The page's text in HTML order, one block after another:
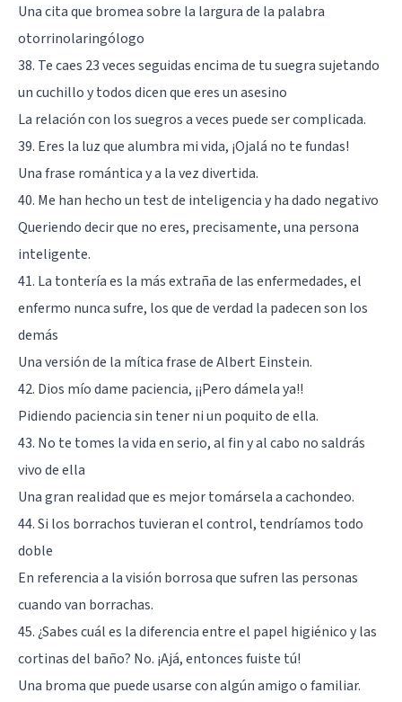
Una cita que bromea sobre la largura de la palabra
otorrinolaringólogo
38. Te caes 23 veces seguidas encima de tu suegra sujetando
un cuchillo y todos dicen que eres un asesino
La relación con los suegros a veces puede ser complicada.
39. Eres la luz que alumbra mi vida, ¡Ojalá no te fundas!
Una frase romántica y a la vez divertida.
40. Me han hecho un test de inteligencia y ha dado negativo
Queriendo decir que no eres, precisamente, una persona
inteligente.
41. La tontería es la más extraña de las enfermedades, el
enfermo nunca sufre, los que de verdad la padecen son los
demás
Una versión de la míticafrase de Albert Einstein.
42. Dios mío dame paciencia, ¡¡Pero dámela ya!!
Pidiendo paciencia sin tener ni un poquito de ella.
43. No te tomes la vida en serio, al fin y al cabo no saldrás
vivo de ella
Una gran realidad que es mejor tomársela a cachondeo.
44. Si los borrachos tuvieran el control, tendríamos todo
doble
En referencia a la visión borrosa que sufren las personas
cuando van borrachas.
45. ¿Sabes cuál es la diferencia entre el papel higiénico y las
cortinas del baño? No. ¡Ajá, entonces fuiste tú!
Una broma que puede usarse con algún amigo o familiar.